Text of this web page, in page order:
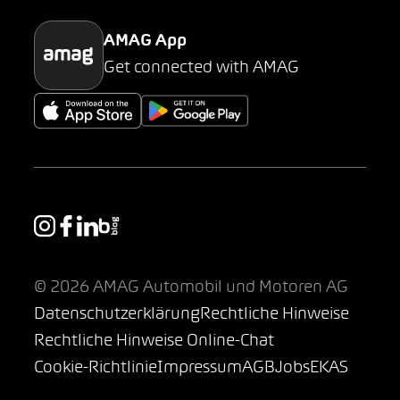
AMAG App
Get connected with AMAG
© 2026 AMAG Automobil und Motoren AG
DatenschutzerklärungRechtliche Hinweise
Rechtliche Hinweise Online-Chat
Cookie-RichtlinieImpressumAGBJobsEKAS